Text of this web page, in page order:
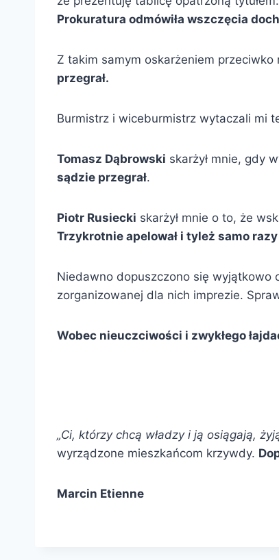
Prokuratura odmówiła wszczęcia
Z takim samym oskarżeniem przeciwko
przegrał.
Burmistrz i wiceburmistrz wytaczali mi
Tomasz Dąbrowski skarżył mnie, gdy
sądzie przegrał.
Piotr Rusiecki skarżył mnie o to, że
Trzykrotnie apelował i tyleż samo razy
Niedawno dopuszczono się wyjątkowo
zorganizowanej dla nich imprezie.
Wobec nieuczciwości i zwykłego
„Ci, którzy chcą władzy i ją osiągają,
wyrządzone mieszkańcom krzywdy.
Marcin Etienne